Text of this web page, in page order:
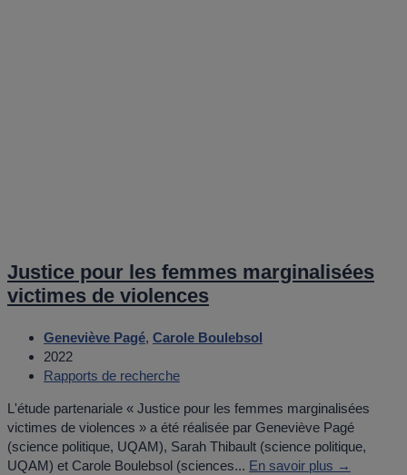
Justice pour les femmes marginalisées
victimes de violences
Geneviève Pagé, Carole Boulebsol
2022
Rapports de recherche
L'étude partenariale « Justice pour les femmes marginalisées
victimes de violences » a été réalisée par Geneviève Pagé
(science politique, UQAM), Sarah Thibault (science politique,
UQAM) et Carole Boulebsol (sciences... En savoir plus →